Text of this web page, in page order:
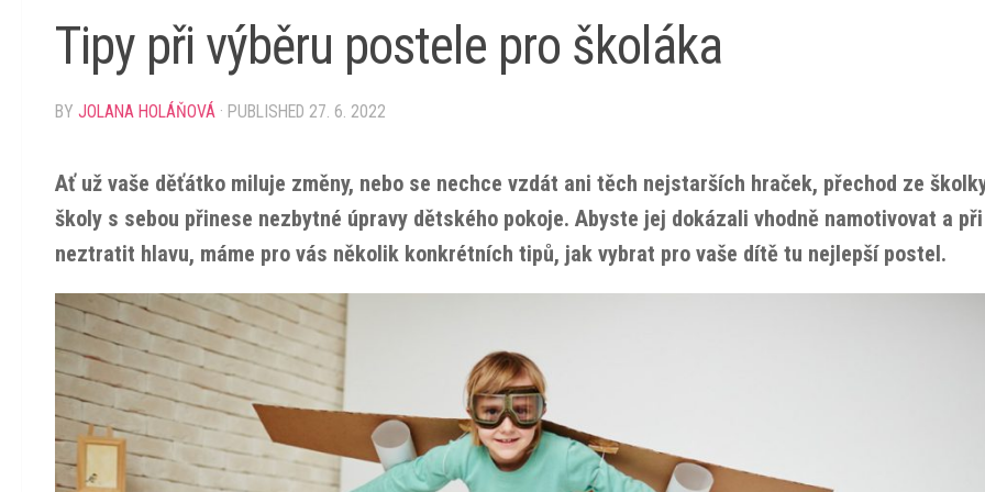
Tipy při výběru postele pro školáka
BY JOLANA HOLÁŇOVÁ · PUBLISHED 27. 6. 2022
Ať už vaše děťátko miluje změny, nebo se nechce vzdát ani těch nejstarších hraček, přechod ze
školy s sebou přinese nezbytné úpravy dětského pokoje. Abyste jej dokázali vhodně namotivovat a
neztratit hlavu, máme pro vás několik konkrétních tipů, jak vybrat pro vaše dítě tu nejlepší postel.